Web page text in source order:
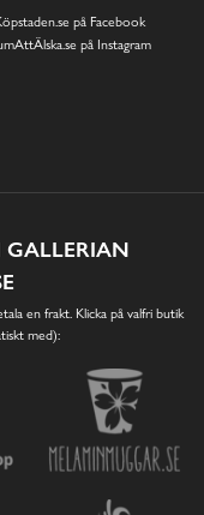
på Facebook
på Instagram
GALLERIAN
en frakt. Klicka på valfri butik
med):